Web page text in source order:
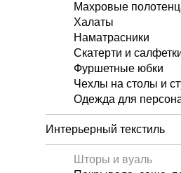
Махровые
Халаты
Наматрасники
Скатерти и
Фуршетные юбки
Чехлы на столы и
Одежда для
Интерьерный текстиль
Шторы и вуаль